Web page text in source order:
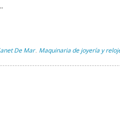
De Mar , Maquinaria de joyería y